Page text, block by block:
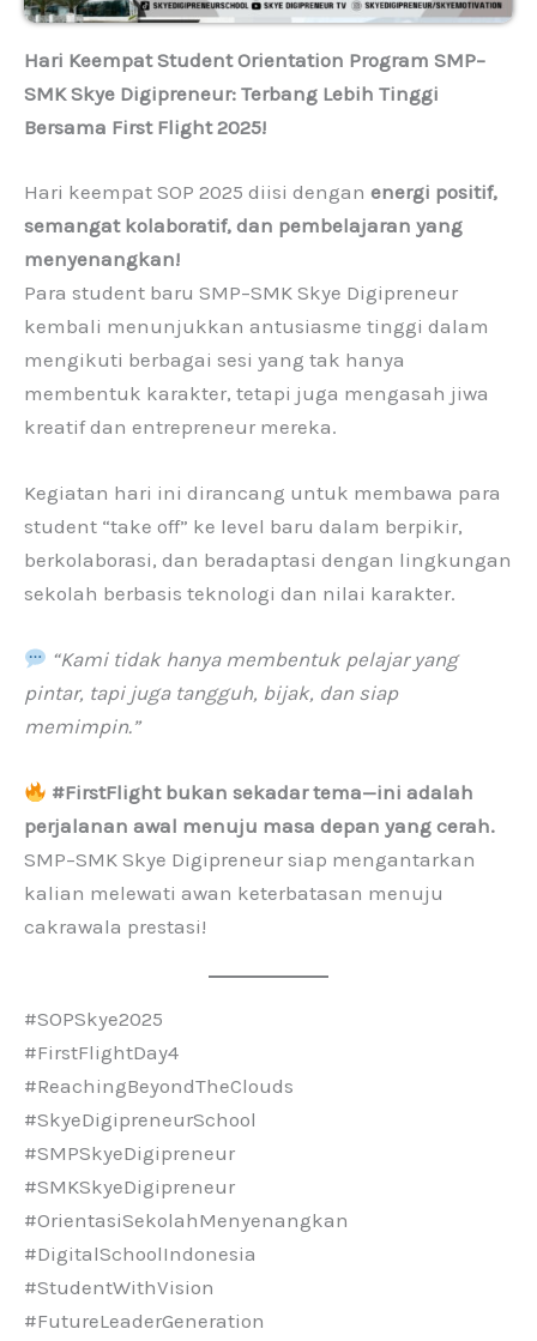
Hari Keempat Student Orientation Program SMP–
SMK Skye Digipreneur: Terbang Lebih Tinggi
Bersama First Flight 2025!
Hari keempat SOP 2025 diisi dengan energi positif,
semangat kolaboratif, dan pembelajaran yang
menyenangkan!
Para student baru SMP–SMK Skye Digipreneur
kembali menunjukkan antusiasme tinggi dalam
mengikuti berbagai sesi yang tak hanya
membentuk karakter, tetapi juga mengasah jiwa
kreatif dan entrepreneur mereka.
Kegiatan hari ini dirancang untuk membawa para
student “take off” ke level baru dalam berpikir,
berkolaborasi, dan beradaptasi dengan lingkungan
sekolah berbasis teknologi dan nilai karakter.
“Kami tidak hanya membentuk pelajar yang
pintar, tapi juga tangguh, bijak, dan siap
memimpin.”
#FirstFlight bukan sekadar tema—ini adalah
perjalanan awal menuju masa depan yang cerah.
SMP–SMK Skye Digipreneur siap mengantarkan
kalian melewati awan keterbatasan menuju
cakrawala prestasi!
#SOPSkye2025
#FirstFlightDay4
#ReachingBeyondTheClouds
#SkyeDigipreneurSchool
#SMPSkyeDigipreneur
#SMKSkyeDigipreneur
#OrientasiSekolahMenyenangkan
#DigitalSchoolIndonesia
#StudentWithVision
#FutureLeaderGeneration